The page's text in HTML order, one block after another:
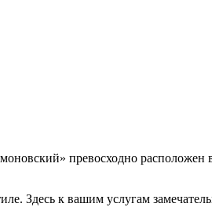
превосходно расположен
Здесь к вашим услугам